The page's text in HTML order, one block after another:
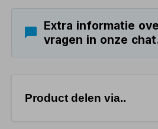
Extra informatie
vragen in onze
Product delen via..